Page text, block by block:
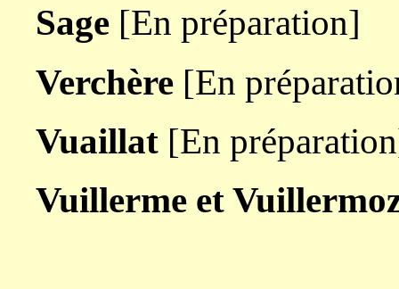
Sage [En préparation]
Verchère [En
Vuaillat [En
Vuillerme et